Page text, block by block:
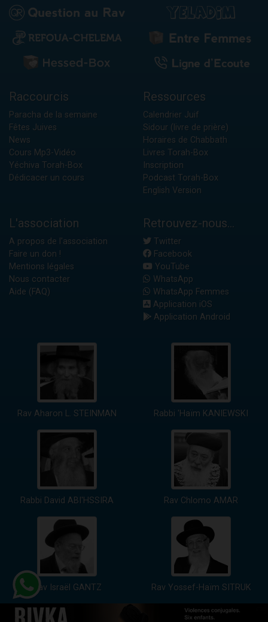
Raccourcis
Paracha de la semaine
Fêtes Juives
News
Cours Mp3-Vidéo
Yéchiva Torah-Box
Dédicacer un cours
Ressources
Calendrier Juif
Sidour (livre de prière)
Horaires de Chabbath
Livres Torah-Box
Inscription
Podcast Torah-Box
English Version
L'association
A propos de l'association
Faire un don !
Mentions légales
Nous contacter
Aide (FAQ)
Retrouvez-nous...
Twitter
Facebook
YouTube
WhatsApp
WhatsApp Femmes
Application iOS
Application Android
Rav Aharon L. STEINMAN Rabbi 'Haïm KANIEWSKI
Rabbi David ABI'HSSIRA Rav Chlomo AMAR
Rav Israël GANTZ Rav Yossef-Haïm SITRUK